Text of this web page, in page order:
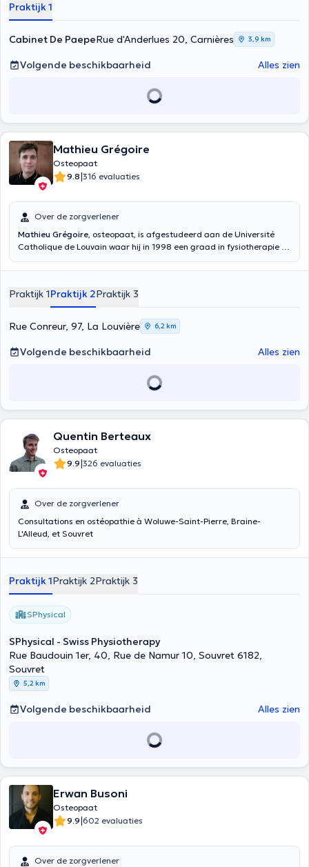
Praktijk 1
Cabinet De PaepeRue d'Anderlues 20, Carnières 3,9 km
Volgende beschikbaarheid Alles zien
Mathieu Grégoire
Osteopaat
9.8|316 evaluaties
Over de zorgverlener
Mathieu Grégoire, osteopaat, is afgestudeerd aan de Université
Catholique de Louvain waar hij in 1998 een graad in fysiotherapie en
studeerde af in 2009 en specialiseerde zich in pediatrische en
voorkomen van migraine, nekpijn, kaakproblemen, lumbago en
problemen die ontstaan bij sportactiviteiten. U kunt hem ook
raadplegen voor een noodgeval, voor een rugprobleem of voor een
kaakprobleem. Hij behandelt kinderen, zwangere vrouwen en
zuigelingen. Hij is punctueel en ontvangt zijn patiënten in zijn
privépraktijk in La Louvière en in Péronnes-Les-Binches (Rue J
schone en rustige omgevingen. Zijn patiënten waarderen hem vooral
voordat u hem ontmoet.
Praktijk 1Praktijk 2Praktijk 3
Rue Conreur, 97, La Louvière 6,2 km
Volgende beschikbaarheid Alles zien
Quentin Berteaux
Osteopaat
9.9|326 evaluaties
Over de zorgverlener
Consultations en ostéopathie à Woluwe-Saint-Pierre, Braine-
L'Alleud, et Souvret
Praktijk 1Praktijk 2Praktijk 3
SPhysical
SPhysical - Swiss Physiotherapy
Rue Baudouin 1er, 40, Rue de Namur 10, Souvret 6182,
Souvret
5,2 km
Volgende beschikbaarheid Alles zien
Erwan Busoni
Osteopaat
9.9|602 evaluaties
Over de zorgverlener